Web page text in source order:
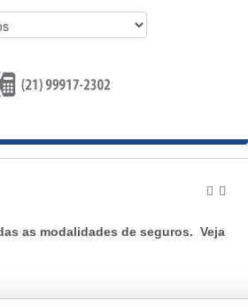
as modalidades de seguros. Veja